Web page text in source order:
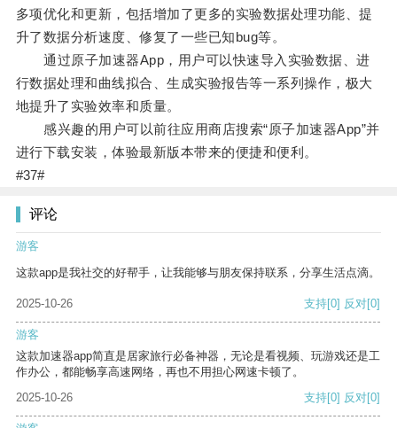
多项优化和更新，包括增加了更多的实验数据处理功能、提
升了数据分析速度、修复了一些已知bug等。
通过原子加速器App，用户可以快速导入实验数据、进
行数据处理和曲线拟合、生成实验报告等一系列操作，极大
地提升了实验效率和质量。
感兴趣的用户可以前往应用商店搜索“原子加速器App”并
进行下载安装，体验最新版本带来的便捷和便利。
#37#
评论
游客
这款app是我社交的好帮手，让我能够与朋友保持联系，分享生活点滴。
2025-10-26 支持[0] 反对[0]
游客
这款加速器app简直是居家旅行必备神器，无论是看视频、玩游戏还是工
作办公，都能畅享高速网络，再也不用担心网速卡顿了。
2025-10-26
支持[0] 反对[0]